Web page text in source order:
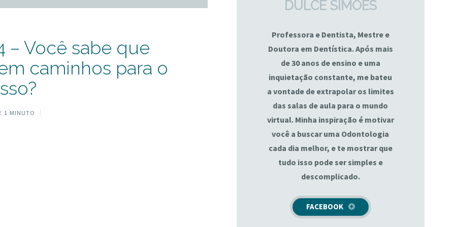
– Você sabe que
caminhos para o
1 MINUTO
DULCE SIMÕES
Professora e Dentista, Mestre e
Doutora em Dentística. Após mais
de 30 anos de ensino e uma
inquietação constante, me bateu
a vontade de extrapolar os limites
das salas de aula para o mundo
virtual. Minha inspiração é motivar
você a buscar uma Odontologia
cada dia melhor, e te mostrar que
tudo isso pode ser simples e
descomplicado.
FACEBOOK